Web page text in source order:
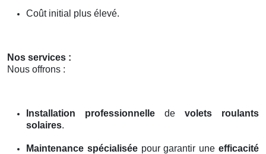
Coût initial plus élevé.
Nos services :
Nous offrons :
Installation professionnelle de volets roulants
solaires.
Maintenance spécialiséepour garantir uneefficacité